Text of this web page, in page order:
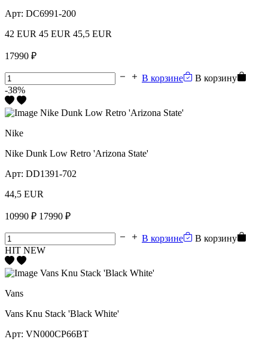
Арт: DC6991-200
42 EUR 45 EUR 45,5 EUR
17990 ₽
В корзине
В корзину
-38%
Nike
Nike Dunk Low Retro 'Arizona State'
Арт: DD1391-702
44,5 EUR
10990 ₽ 17990 ₽
В корзине
В корзину
HIT NEW
Vans
Vans Knu Stack 'Black White'
Арт: VN000CP66BT